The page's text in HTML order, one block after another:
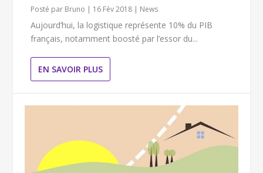
Posté par Bruno | 16 Fév 2018 | News
Aujourd’hui, la logistique représente 10% du PIB
français, notamment boosté par l’essor du...
EN SAVOIR PLUS